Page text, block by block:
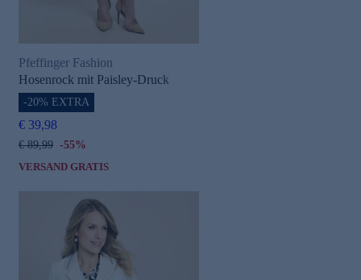
Pfeffinger Fashion
Hosenrock mit Paisley-Druck
-20% EXTRA
€ 39,98
€ 89,99 -55%
VERSAND GRATIS